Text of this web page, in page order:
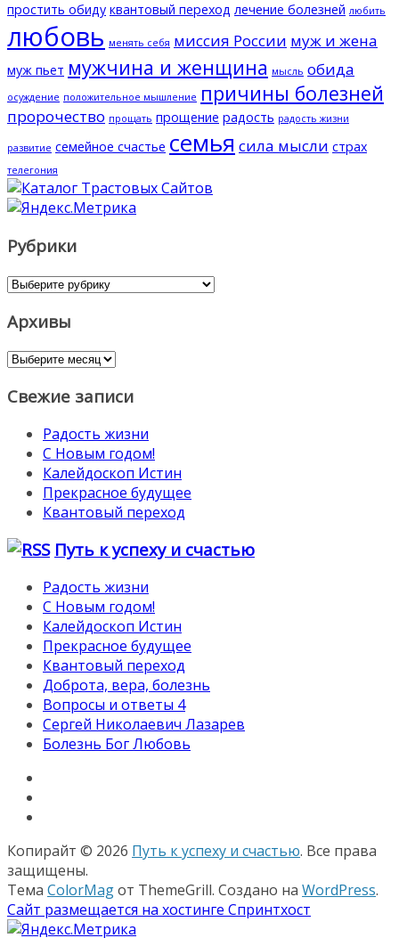
простить обиду квантовый переход лечение болезней любить
любовь менять себя миссия России муж и жена
муж пьет мужчина и женщина мысль обида
осуждение положительное мышление причины болезней
пророчество прощать прощение радость радость жизни
развитие семейное счастье семья сила мысли страх
телегония
Рубрики
Рубрики
Архивы
Архивы
Свежие записи
Радость жизни
С Новым годом!
Калейдоскоп Истин
Прекрасное будущее
Квантовый переход
Путь к успеху и счастью
Радость жизни
С Новым годом!
Калейдоскоп Истин
Прекрасное будущее
Квантовый переход
Доброта, вера, болезнь
Вопросы и ответы 4
Сергей Николаевич Лазарев
Болезнь Бог Любовь
Копирайт © 2026 Путь к успеху и счастью. Все права
защищены.
Тема ColorMagот ThemeGrill. Создано на WordPress.
Сайт размещается на хостинге Спринтхост